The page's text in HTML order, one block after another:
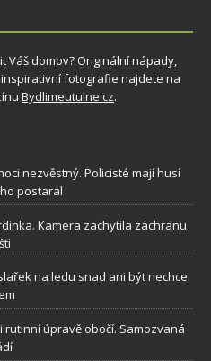
Váš domov? Originální nápady,
fotografie najdete na
Bydlimeutulne.cz.
nezvěstný. Policisté mají husí
postaral
Kamera zachytila záchranu
na ledu snad ani být nechce.
úpravě obočí. Samozvaná